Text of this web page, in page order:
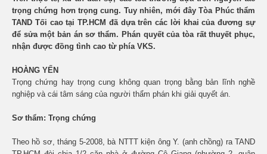
trọng chứng hơn trọng cung. Tuy nhiên, mới đây Tòa Phúc thẩm
TAND Tối cao tại TP.HCM đã dựa trên các lời khai của đương sự
để sửa một bản án sơ thẩm. Phán quyết của tòa rất thuyết phục,
nhận được đồng tình cao từ phía VKS.
HOÀNG YẾN
Trọng chứng hay trọng cung không quan trọng bằng bản lĩnh nghề
nghiệp và cái tâm sáng của người thẩm phán khi giải quyết án.
Sơ thẩm: Trọng chứng
Theo hồ sơ, tháng 5-2008, bà NTTT kiện ông Y. (anh chồng) ra TAND